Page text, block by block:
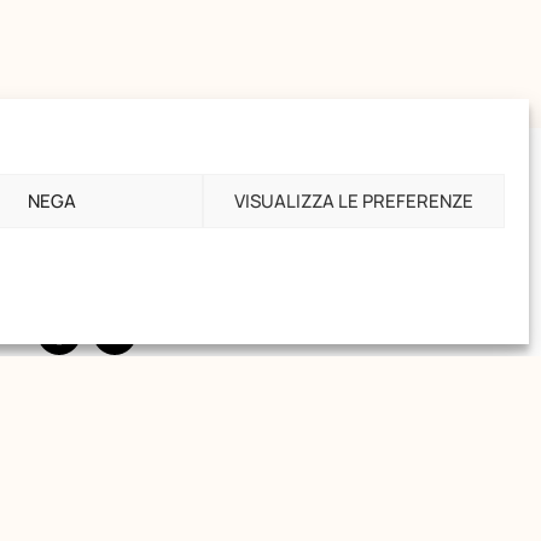
NEGA VISUALIZZA LE PREFERENZE
segreteria@montessori.it